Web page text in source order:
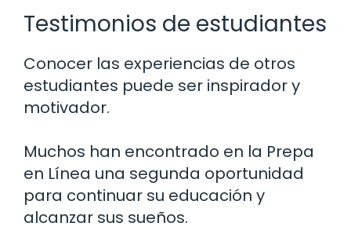
Testimonios de estudiantes
Conocer las experiencias de otros
estudiantes puede ser inspirador y
motivador.
Muchos han encontrado en la Prepa
en Línea una segunda oportunidad
para continuar su educación y
alcanzar sus sueños.